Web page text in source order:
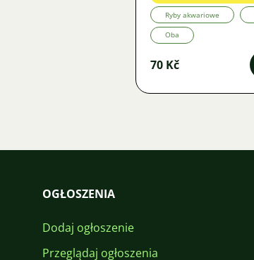
Ryby akwariowe
Oba
70 Kč
OGŁOSZENIA
Dodaj ogłoszenie
Przeglądaj ogłoszenia